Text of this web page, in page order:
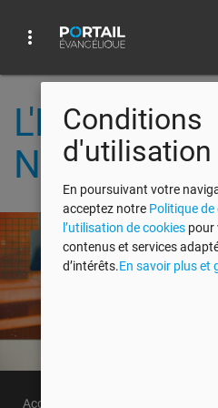
more_vert
L'Heure de
Nouvelle -
Accueil
Conditions
d'utilisation
En poursuivant votre
acceptez notre Politique
l’utilisation de cookiespour
contenus et services
d’intérêts.En savoir plus et